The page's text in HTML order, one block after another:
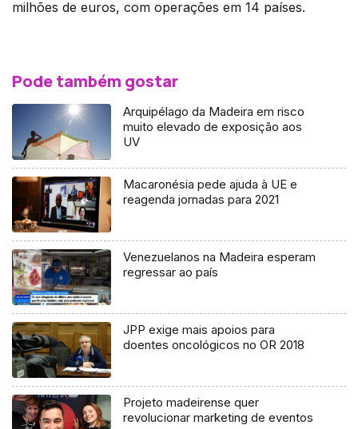
milhões de euros, com operações em 14 países.
Pode também gostar
Arquipélago da Madeira em risco
muito elevado de exposição aos
UV
Macaronésia pede ajuda à UE e
reagenda jornadas para 2021
Venezuelanos na Madeira esperam
regressar ao país
JPP exige mais apoios para
doentes oncológicos no OR 2018
Projeto madeirense quer
revolucionar marketing de eventos